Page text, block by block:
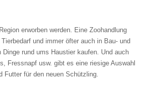
der Daten akzeptiere ich die
erworben werden. Eine Zoohandlung
und immer öfter auch in Bau- und
rund ums Haustier kaufen. Und auch
Fressnapf usw. gibt es eine riesige Auswahl
Futter für den neuen Schützling.